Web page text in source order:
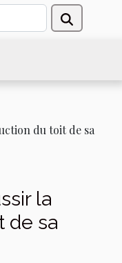
du toit de sa
la
de sa